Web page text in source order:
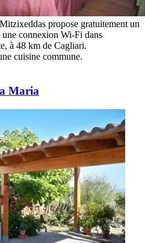
propose gratuitement un
connexion Wi-Fi dans
à 48 km de Cagliari.
cuisine commune.
Maria